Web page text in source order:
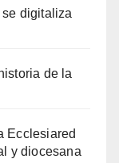
digitaliza
de la
Ecclesiared
y diocesana